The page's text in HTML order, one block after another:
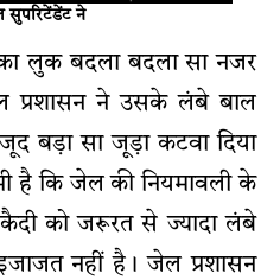
सुपरिटेंडेंट ने
लुक बदला बदला सा नजर
प्रशासन ने उसके लंबे बाल
बड़ा सा जूड़ा कटवा दिया
है कि जेल की नियमावली के
को जरूरत से ज्यादा लंबे
नहीं है। जेल प्रशासन